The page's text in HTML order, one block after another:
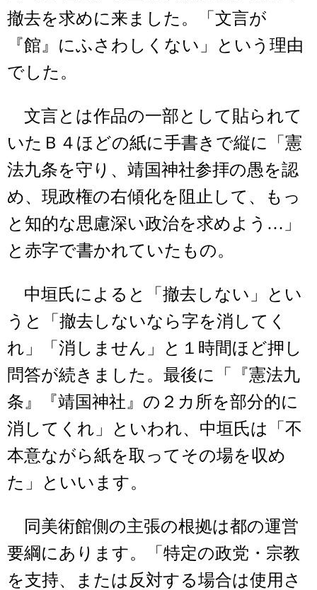
撤去を求めに来ました。「文言が
『館』にふさわしくない」という理由
でした。
文言とは作品の一部として貼られて
いたＢ４ほどの紙に手書きで縦に「憲
法九条を守り、靖国神社参拝の愚を認
め、現政権の右傾化を阻止して、もっ
と知的な思慮深い政治を求めよう…」
と赤字で書かれていたもの。
中垣氏によると「撤去しない」とい
うと「撤去しないなら字を消してく
れ」「消しません」と１時間ほど押し
問答が続きました。最後に「『憲法九
条』『靖国神社』の２カ所を部分的に
消してくれ」といわれ、中垣氏は「不
本意ながら紙を取ってその場を収め
た」といいます。
同美術館側の主張の根拠は都の運営
要綱にあります。「特定の政党・宗教
を支持、または反対する場合は使用さ